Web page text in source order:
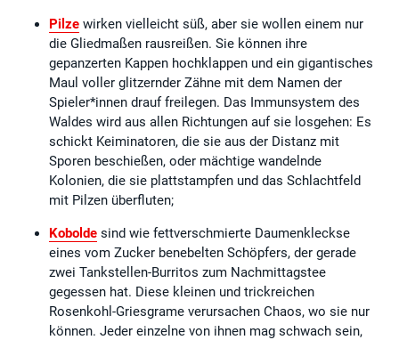
Pilze wirken vielleicht süß, aber sie wollen einem nur
die Gliedmaßen rausreißen. Sie können ihre
gepanzerten Kappen hochklappen und ein gigantisches
Maul voller glitzernder Zähne mit dem Namen der
Spieler*innen drauf freilegen. Das Immunsystem des
Waldes wird aus allen Richtungen auf sie losgehen: Es
schickt Keiminatoren, die sie aus der Distanz mit
Sporen beschießen, oder mächtige wandelnde
Kolonien, die sie plattstampfen und das Schlachtfeld
mit Pilzen überfluten;
Kobolde sind wie fettverschmierte Daumenkleckse
eines vom Zucker benebelten Schöpfers, der gerade
zwei Tankstellen-Burritos zum Nachmittagstee
gegessen hat. Diese kleinen und trickreichen
Rosenkohl-Griesgrame verursachen Chaos, wo sie nur
können. Jeder einzelne von ihnen mag schwach sein,